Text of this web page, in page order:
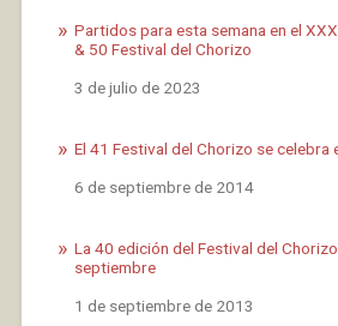
Partidos para esta semana en el
& 50 Festival del Chorizo
Fecha
3 de julio de 2023
El 41 Festival del Chorizo se celebra
Fecha
6 de septiembre de 2014
La 40 edición del Festival del
septiembre
Fecha
1 de septiembre de 2013